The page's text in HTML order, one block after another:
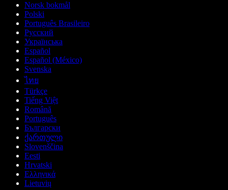
Norsk bokmål
Polski
Português Brasileiro
Русский
Українська
Español
Español (México)
Svenska
ไทย
Türkçe
Tiếng Việt
Română
Português
Български
ქართული
Slovenščina
Eesti
Hrvatski
Ελληνικά
Lietuvių